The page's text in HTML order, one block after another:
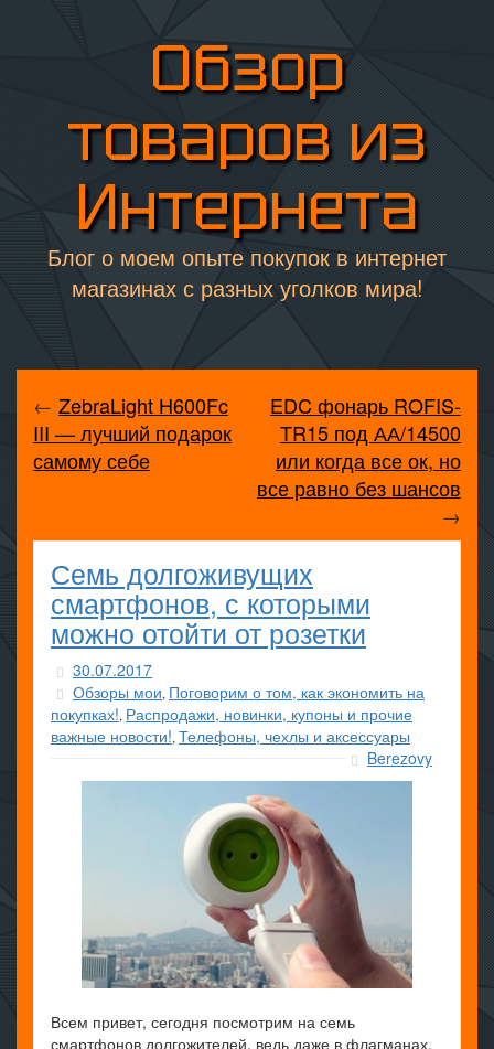
Обзор
товаров из
Интернета
Блог о моем опыте покупок в интернет
магазинах с разных уголков мира!
← ZebraLight H600Fc
III — лучший подарок
самому себе
EDC фонарь ROFIS-
TR15 под АА/14500
или когда все ок, но
все равно без шансов
→
Семь долгоживущих
смартфонов, с которыми
можно отойти от розетки
30.07.2017
Обзоры мои, Поговорим о том, как экономить на
покупках!, Распродажи, новинки, купоны и прочие
важные новости!, Телефоны, чехлы и аксессуары
Berezovy
Всем привет, сегодня посмотрим на семь
смартфонов долгожителей, ведь даже в флагманах,